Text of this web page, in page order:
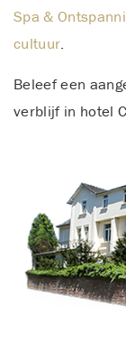
Spa &
cultuur.
Beleef een
verblijf in hotel